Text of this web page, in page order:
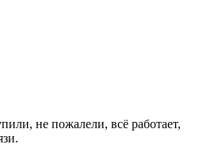
не пожалели, всё работает,